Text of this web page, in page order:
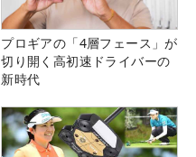
プロギアの「4層フェース」が
切り開く高初速ドライバーの
新時代